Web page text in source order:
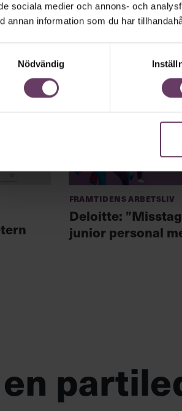
sociala medier och annons- och
annan information som du har
Nödvändig
Framtidens arbetsliv
Deloitte:
junior personal